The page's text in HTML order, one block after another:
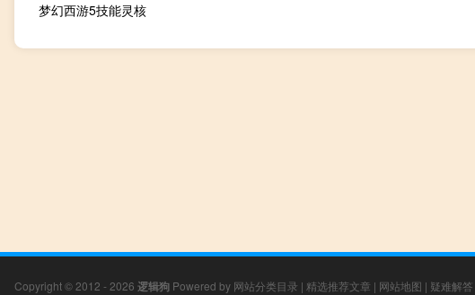
梦幻西游5技能灵核
Copyright © 2012 - 2026 逻辑狗 Powered by 网站分类目录 | 精选推荐文章 | 网站地图 | 疑难解答